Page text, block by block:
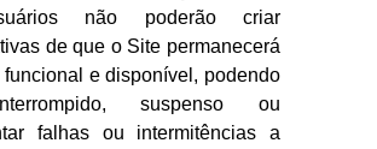
não poderão criar
de que o Site permanecerá
funcional e disponível, podendo
suspenso ou
falhas ou intermitências a